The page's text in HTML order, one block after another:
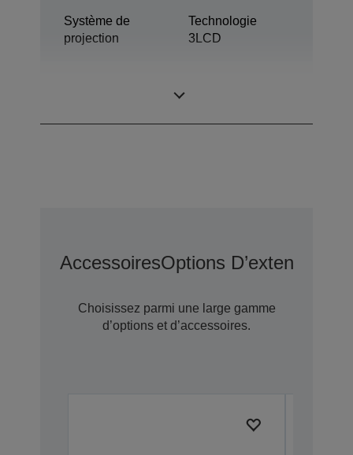
Système de
projection
Technologie
3LCD
AccessoiresOptions D’extension
Choisissez parmi une large gamme
d’options et d’accessoires.